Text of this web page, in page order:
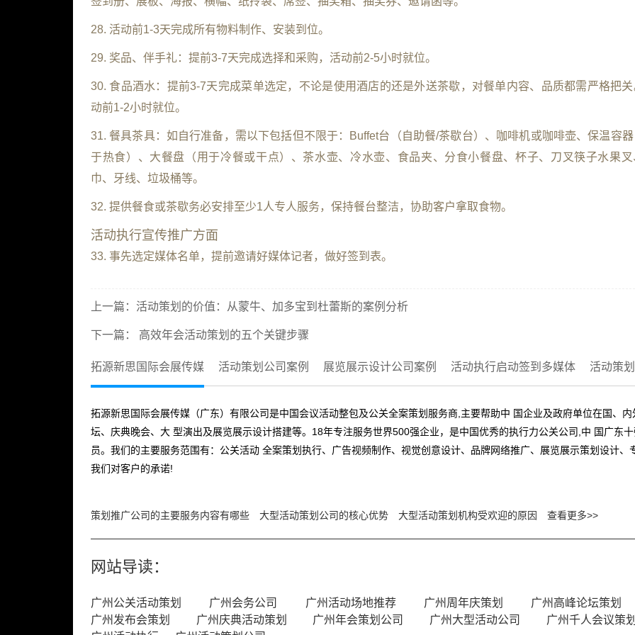
28. 活动前1-3天完成所有物料制作、安装到位。
29. 奖品、伴手礼：提前3-7天完成选择和采购，活动前2-5小时就位。
30. 食品酒水：提前3-7天完成菜单选定，不论是使用酒店的还是外送茶歇，对餐单内容、品质都需严格把
动前1-2小时就位。
31. 餐具茶具：如自行准备，需以下包括但不限于：Buffet台（自助餐/茶歇台）、咖啡机或咖啡壶、保温容器
于热食）、大餐盘（用于冷餐或干点）、茶水壶、冷水壶、食品夹、分食小餐盘、杯子、刀叉筷子水果
巾、牙线、垃圾桶等。
32. 提供餐食或茶歇务必安排至少1人专人服务，保持餐台整洁，协助客户拿取食物。
活动执行宣传推广方面
33. 事先选定媒体名单，提前邀请好媒体记者，做好签到表。
上一篇： 活动策划的价值：从蒙牛、加多宝到杜蕾斯的案例分析
下一篇： 高效年会活动策划的五个关键步骤
拓源新思国际会展传媒 活动策划公司案例 展览展示设计公司案例 活动执行启动签到多媒体 活动策
拓源新思国际会展传媒（广东）有限公司是中国会议活动整包及公关全案策划服务商,主要帮助中 国企业及政府单位在国、
坛、庆典晚会、大 型演出及展览展示设计搭建等。18年专注服务世界500强企业，是中国优秀的执行力公关公司,中 国广东
员。我们的主要服务范围有：公关活动 全案策划执行、广告视频制作、视觉创意设计、品牌网络推广、展览展示策划设计
我们对客户的承诺!
策划推广公司的主要服务内容有哪些 大型活动策划公司的核心优势 大型活动策划机构受欢迎的原因 查看更多>>
网站导读：
广州公关活动策划 广州会务公司 广州活动场地推荐 广州周年庆策划 广州高峰论坛策划
广州发布会策划
广州庆典活动策划 广州年会策划公司 广州大型活动公司 广州千人会议策划